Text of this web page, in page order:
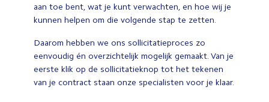
aan toe bent, wat je kunt verwachten, en hoe wij je
kunnen helpen om die volgende stap te zetten.
Daarom hebben we ons sollicitatieproces zo
eenvoudig én overzichtelijk mogelijk gemaakt. Van je
eerste klik op de sollicitatieknop tot het tekenen
van je contract staan onze specialisten voor je klaar.